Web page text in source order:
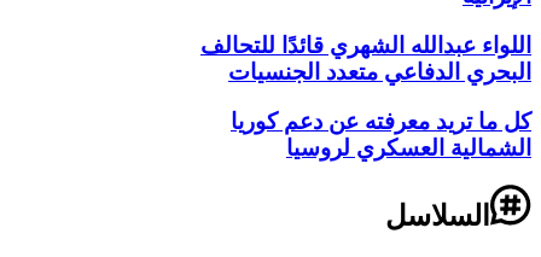
اللواء عبدالله الشهري قائدًا للتحالف
البحري الدفاعي متعدد الجنسيات
كل ما تريد معرفته عن دعم كوريا
الشمالية العسكري لروسيا
السلاسل